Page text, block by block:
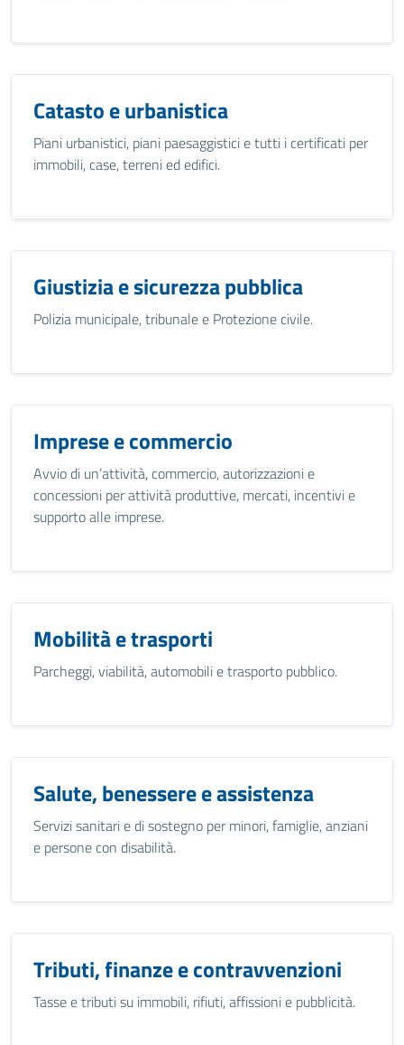
Catasto e urbanistica
Piani urbanistici, piani paesaggistici e tutti i certificati per
immobili, case, terreni ed edifici.
Giustizia e sicurezza pubblica
Polizia municipale, tribunale e Protezione civile.
Imprese e commercio
Avvio di un’attività, commercio, autorizzazioni e
concessioni per attività produttive, mercati, incentivi e
supporto alle imprese.
Mobilità e trasporti
Parcheggi, viabilità, automobili e trasporto pubblico.
Salute, benessere e assistenza
Servizi sanitari e di sostegno per minori, famiglie, anziani
e persone con disabilità.
Tributi, finanze e contravvenzioni
Tasse e tributi su immobili, rifiuti, affissioni e pubblicità.